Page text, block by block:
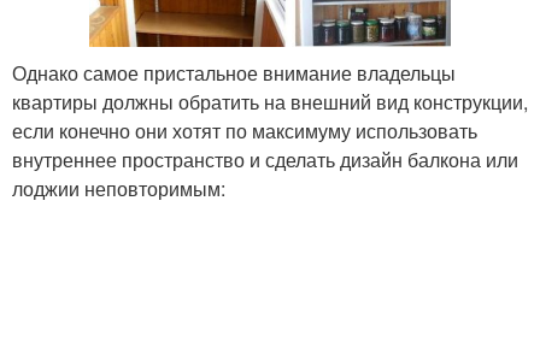
Однако самое пристальное внимание владельцы
квартиры должны обратить на внешний вид конструкции,
если конечно они хотят по максимуму использовать
внутреннее пространство и сделать дизайн балкона или
лоджии неповторимым: